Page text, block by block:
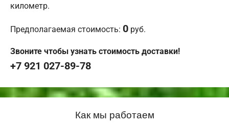
километр.
Предполагаемая стоимость: 0 руб.
Звоните чтобы узнать стоимость доставки!
+7 921 027-89-78
Как мы работаем